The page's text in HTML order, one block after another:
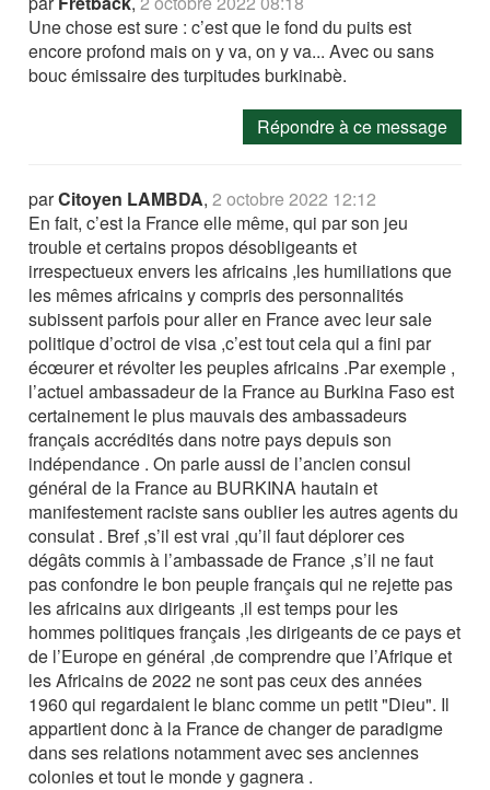
Une chose est sure : c’est que le fond du puits est
encore profond mais on y va, on y va... Avec ou sans
bouc émissaire des turpitudes burkinabè.
Répondre à ce message
parCitoyen LAMBDA,2 octobre 2022 12:12
En fait, c’est la France elle même, qui par son jeu
trouble et certains propos désobligeants et
irrespectueux envers les africains ,les humiliations que
les mêmes africains y compris des personnalités
subissent parfois pour aller en France avec leur sale
politique d’octroi de visa ,c’est tout cela qui a fini par
écœurer et révolter les peuples africains .Par exemple ,
l’actuel ambassadeur de la France au Burkina Faso est
certainement le plus mauvais des ambassadeurs
français accrédités dans notre pays depuis son
indépendance . On parle aussi de l’ancien consul
général de la France au BURKINA hautain et
manifestement raciste sans oublier les autres agents du
consulat . Bref ,s’il est vrai ,qu’il faut déplorer ces
dégâts commis à l’ambassade de France ,s’il ne faut
pas confondre le bon peuple français qui ne rejette pas
les africains aux dirigeants ,il est temps pour les
hommes politiques français ,les dirigeants de ce pays et
de l’Europe en général ,de comprendre que l’Afrique et
les Africains de 2022 ne sont pas ceux des années
1960 qui regardaient le blanc comme un petit "Dieu". Il
appartient donc à la France de changer de paradigme
dans ses relations notamment avec ses anciennes
colonies et tout le monde y gagnera .